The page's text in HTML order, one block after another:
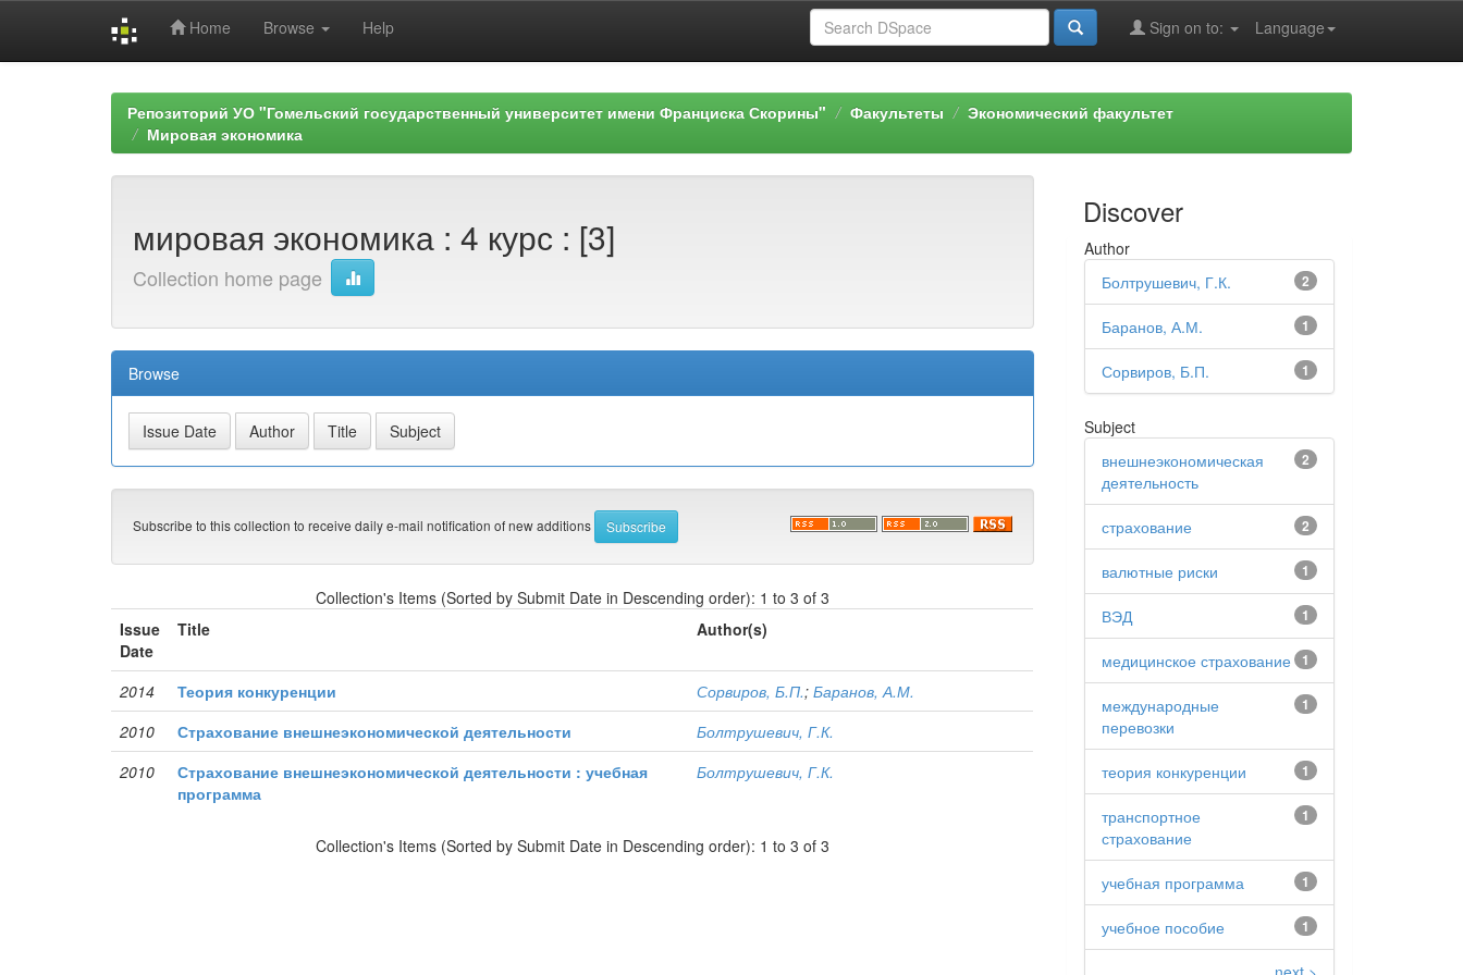
Home Browse Help Language
Sign on to:
Репозиторий УО "Гомельский государственный университет имени Франциска Скорины" Факультеты
Экономический факультет
Мировая экономика
мировая экономика : 4 курс : [3]
Collection home page
Browse
Subscribe to this collection to receive daily e-mail notification of new additions
Collection's Items (Sorted by Submit Date in Descending order): 1 to 3 of 3
Issue
Date
Title Author(s)
2014 Теория конкуренции Сорвиров, Б.П.;Баранов, А.М.
2010
Страхование внешнеэкономической деятельности
Болтрушевич, Г.К.
2010
Страхование внешнеэкономической деятельности : учебная
программа
Болтрушевич, Г.К.
Collection's Items (Sorted by Submit Date in Descending order): 1 to 3 of 3
Discover
Author
2
Болтрушевич, Г.К.
1
Баранов, А.М.
1
Сорвиров, Б.П.
Subject
2
внешнеэкономическая
деятельность
2
страхование
1
валютные риски
1
ВЭД
1
медицинское страхование
1
международные
перевозки
1
теория конкуренции
1
транспортное
страхование
1
учебная программа
1
учебное пособие